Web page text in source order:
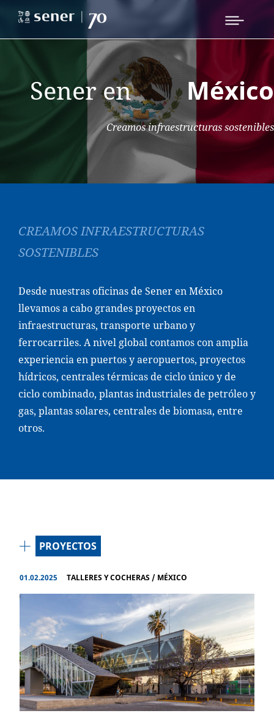
Sener en México
Creamos infraestructuras sostenibles
CREAMOS INFRAESTRUCTURAS
SOSTENIBLES
Desde nuestras oficinas de Sener en México
llevamos a cabo grandes proyectos en
infraestructuras, transporte urbano y
ferrocarriles. A nivel global contamos con amplia
experiencia en puertos y aeropuertos, proyectos
hídricos, centrales térmicas de ciclo único y de
ciclo combinado, plantas industriales de petróleo y
gas, plantas solares, centrales de biomasa, entre
otros.
PROYECTOS
01.02.2025 TALLERES Y COCHERAS / MÉXICO